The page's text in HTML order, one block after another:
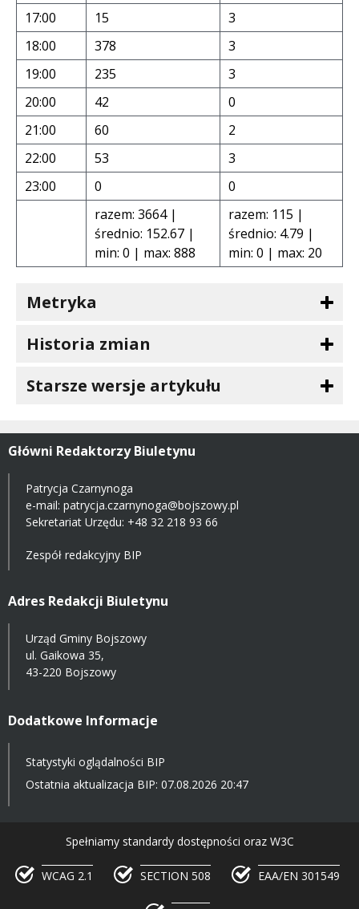
17:00
15
3
18:00
378
3
19:00
235
3
20:00
42
0
21:00
60
2
22:00
53
3
23:00
0
0
razem: 3664 |
średnio: 152.67 |
min: 0 | max: 888
razem: 115 |
średnio: 4.79 |
min: 0 | max: 20
Metryka
Historia zmian
Starsze wersje artykułu
Główni Redaktorzy Biuletynu
Patrycja Czarnynoga
e-mail: patrycja.czarnynoga@bojszowy.pl
Sekretariat Urzędu: +48 32 218 93 66
Zespół redakcyjny BIP
Adres Redakcji Biuletynu
Urząd Gminy Bojszowy
ul. Gaikowa 35,
43-220 Bojszowy
Dodatkowe Informacje
Statystyki oglądalności BIP
Ostatnia aktualizacja BIP: 07.08.2026 20:47
Spełniamy standardy dostępności oraz W3C
WCAG 2.1 SECTION 508 EAA/EN 301549